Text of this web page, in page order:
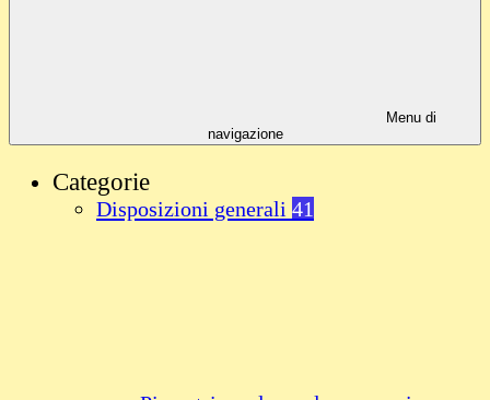
Menu di
navigazione
Categorie
Disposizioni generali 41